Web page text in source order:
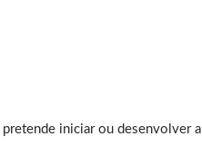
pretende iniciar ou desenvolver a